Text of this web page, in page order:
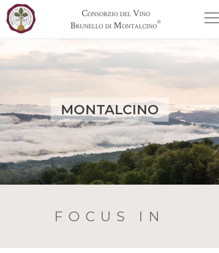
Consorzio del Vino
Brunello di Montalcino®
MONTALCINO
FOCUS IN